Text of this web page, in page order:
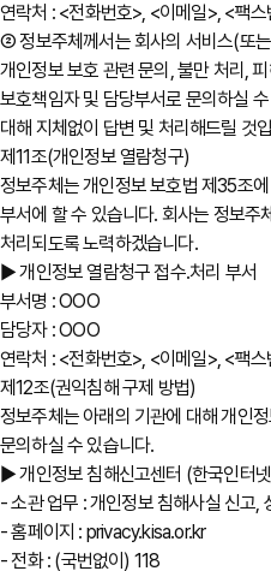
연락처 : <전화번호>, <이메일>, <팩스
② 정보주체께서는 회사의 서비스(또
개인정보 보호 관련 문의, 불만 처리,
보호책임자 및 담당부서로 문의하실
대해 지체없이 답변 및 처리해드릴 것
제11조(개인정보 열람청구)
정보주체는 개인정보 보호법 제35조
부서에 할 수 있습니다. 회사는 정보주
처리되도록 노력하겠습니다.
▶ 개인정보 열람청구 접수․처리 부서
부서명 : OOO
담당자 : OOO
연락처 : <전화번호>, <이메일>, <팩스
제12조(권익침해 구제 방법)
정보주체는 아래의 기관에 대해 개인
문의하실 수 있습니다.
▶ 개인정보 침해신고센터 (한국인터
- 소관 업무 : 개인정보 침해사실 신고,
- 홈페이지 : privacy.kisa.or.kr
- 전화 : (국번없이) 118